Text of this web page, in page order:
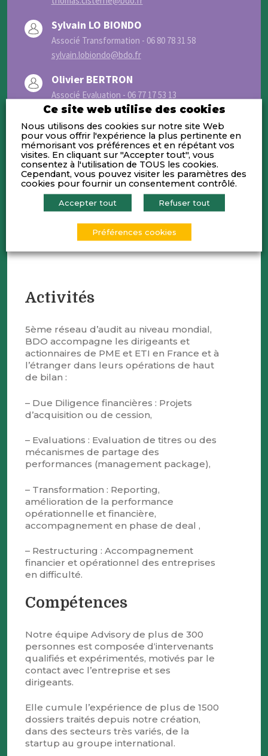
Sylvain LO BIONDO
Associé Transformation - 06 80 78 31 58
sylvain.lobiondo@bdo.fr
Olivier BERTRON
Associé Evaluation - 06 77 17 53 13
olivier.bertron@bdo.fr
Emmanuel SQUINABOL
Associé Restructuring - 06 52 91 95 88
emmanuel.squinabol@bdo.fr
Alexandra FOURNIER-FLAGEUL
Associé Restructuring - 06 71 08 05 90
Activités
5ème réseau d’audit au niveau mondial,
BDO accompagne les dirigeants et
actionnaires de PME et ETI en France et à
l’étranger dans leurs opérations de haut
de bilan :
– Due Diligence financières : Projets
d’acquisition ou de cession,
– Evaluations : Evaluation de titres ou des
mécanismes de partage des
performances (management package),
– Transformation : Reporting,
amélioration de la performance
opérationnelle et financière,
accompagnement en phase de deal ,
– Restructuring : Accompagnement
financier et opérationnel des entreprises
en difficulté.
Compétences
Notre équipe Advisory de plus de 300
personnes est composée d‘intervenants
qualifiés et expérimentés, motivés par le
contact avec l’entreprise et ses
dirigeants.
Elle cumule l’expérience de plus de 1500
dossiers traités depuis notre création,
dans des secteurs très variés, de la
startup au groupe international.
Ce site web utilise des cookies
Nous utilisons des cookies sur notre site Web
pour vous offrir l'expérience la plus pertinente en
mémorisant vos préférences et en répétant vos
visites. En cliquant sur "Accepter tout", vous
consentez à l'utilisation de TOUS les cookies.
Cependant, vous pouvez visiter les paramètres des
cookies pour fournir un consentement contrôlé.
Accepter tout Refuser tout
Préférences cookies